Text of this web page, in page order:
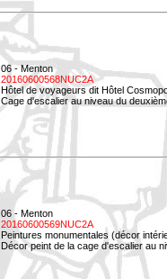
06 - Menton
20160600568NUC2A
Hôtel de voyageurs dit Hôtel
Cage d'escalier au niveau du
06 - Menton
20160600569NUC2A
Peintures monumentales (décor
Décor peint de la cage d'escalier au